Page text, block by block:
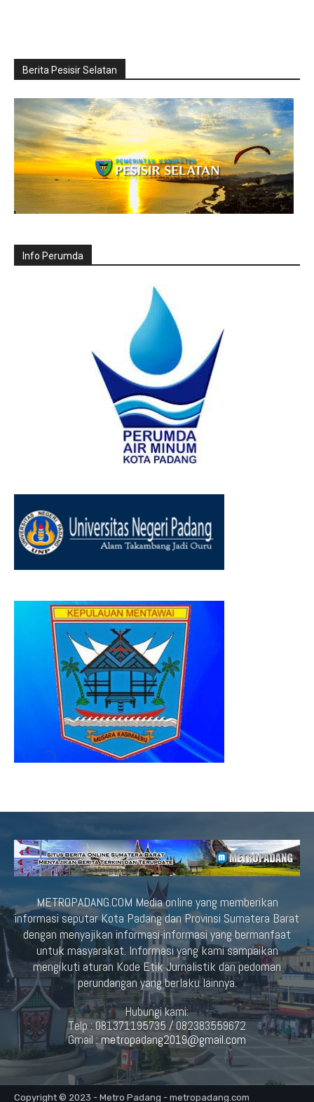
Berita Pesisir Selatan
Info Perumda
METROPADANG.COM Media online yang memberikan
informasi seputar Kota Padang dan Provinsi Sumatera Barat
dengan menyajikan informasi-informasi yang bermanfaat
untuk masyarakat. Informasi yang kami sampaikan
mengikuti aturan Kode Etik Jurnalistik dan pedoman
perundangan yang berlaku lainnya.
Hubungi kami:
Telp : 081371195735 / 082383559672
Gmail :metropadang2019@gmail.com
Copyright © 2023 - Metro Padang - metropadang.com